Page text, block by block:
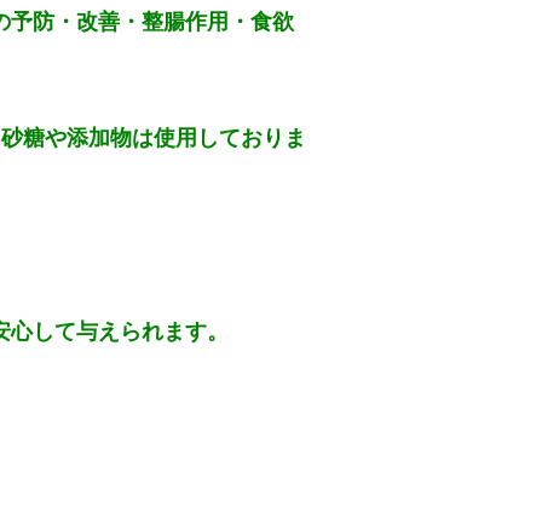
防・改善・整腸作用・食欲
糖や添加物は使用しておりま
して与えられます。